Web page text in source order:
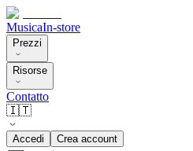
MusicaIn-store
Prezzi
Risorse
Contatto
🇮🇹
Accedi Crea account